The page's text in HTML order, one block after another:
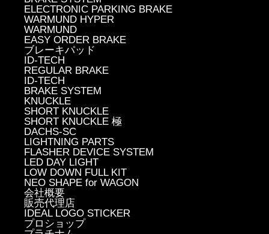
ELECTRONIC PARKING BRAKE
WARMUND HYPER
WARMUND
EASY ORDER BRAKE
ブレーキパッド
ID-TECH
REGULAR BRAKE
ID-TECH
BRAKE SYSTEM
KNUCKLE
SHORT KNUCKLE
SHORT KNUCKLE 極
DACHS-SC
LIGHTNING PARTS
FLASHER DEVICE SYSTEM
LED DAY LIGHT
LOW DOWN FULL KIT
NEO SHAPE for WAGON
会社概要
販売代理店
IDEAL LOGO STICKER
プロショップ